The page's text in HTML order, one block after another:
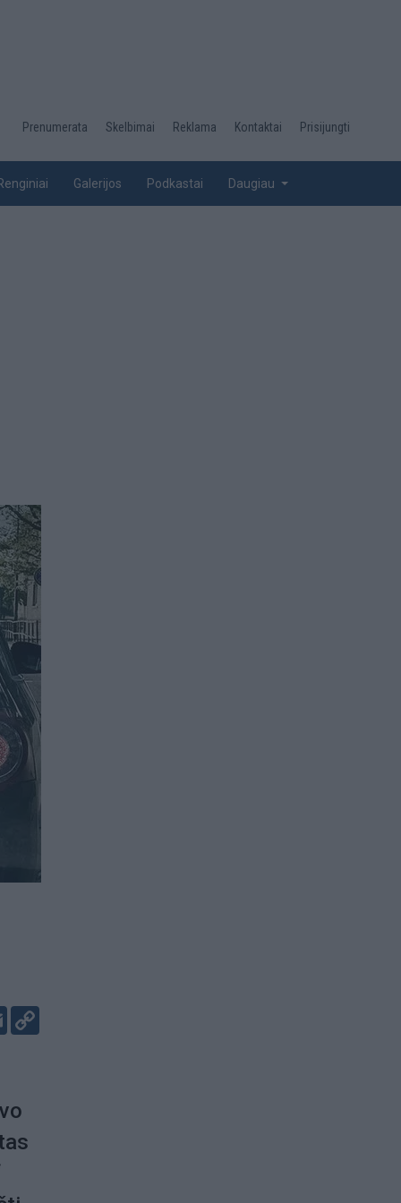
Desktop
top
Prenumerata Skelbimai Reklama Kontaktai Prisijungti
Galerijos Podkastai Daugiau
Email